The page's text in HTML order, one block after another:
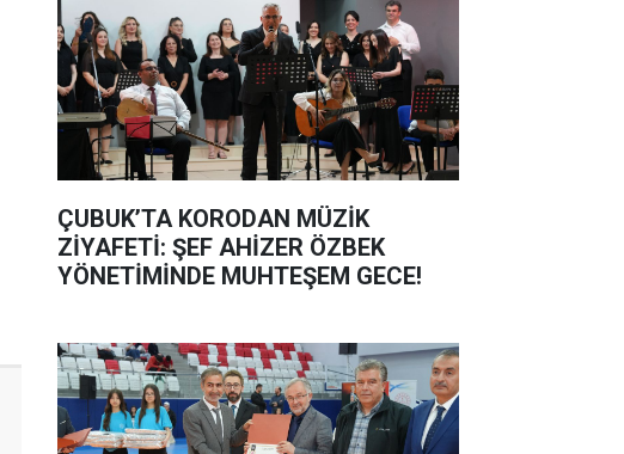
ÇUBUK’TA KORODAN MÜZİK
ZİYAFETİ: ŞEF AHİZER ÖZBEK
YÖNETİMİNDE MUHTEŞEM GECE!